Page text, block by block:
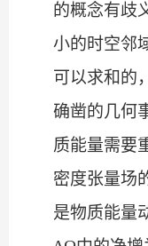
的概念有歧
小的时空邻
可以求和的
确凿的几何
质能量需要
密度张量场
是物质能量